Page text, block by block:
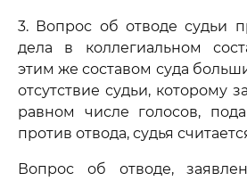
3. Вопрос об отводе судьи
дела в коллегиальном
этим же составом суда
отсутствие судьи, которому
равном числе голосов,
против отвода, судья
Вопрос об отводе,